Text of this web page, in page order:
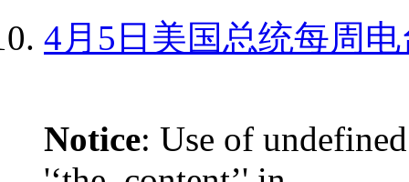
4月5日美国总统每周
Notice: Use of